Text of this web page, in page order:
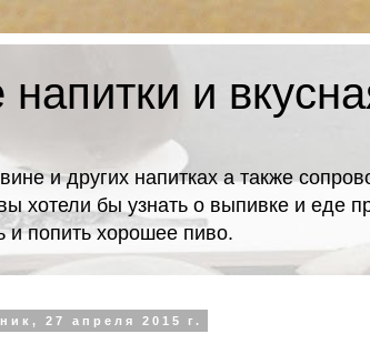
и
и других напитках а также
хотели бы узнать о выпивке и еде
и попить хорошее пиво.
27 апреля 2015 г.